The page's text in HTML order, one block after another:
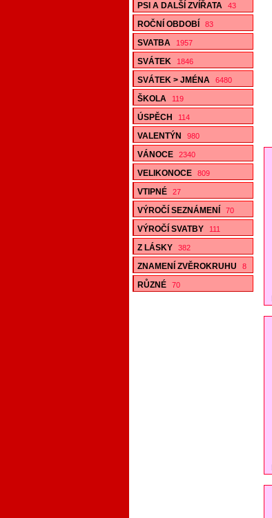
PSI A DALŠÍ ZVÍŘATA 43
ROČNÍ OBDOBÍ 83
SVATBA 1957
SVÁTEK 1846
SVÁTEK > JMÉNA 6480
ŠKOLA 119
ÚSPĚCH 114
VALENTÝN 980
VÁNOCE 2340
VELIKONOCE 809
VTIPNÉ 27
VÝROČÍ SEZNÁMENÍ 70
VÝROČÍ SVATBY 111
Z LÁSKY 382
ZNAMENÍ ZVĚROKRUHU 8
RŮZNÉ 70